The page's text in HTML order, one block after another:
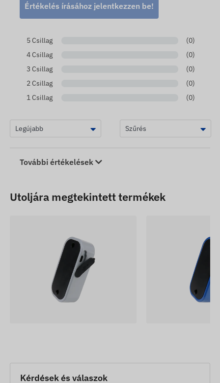
Értékelés írásához jelentkezzen be!
5 Csillag
(0)
4 Csillag
(0)
3 Csillag
(0)
2 Csillag
(0)
1 Csillag
(0)
További értékelések
Utoljára megtekintett termékek
Kérdések és válaszok